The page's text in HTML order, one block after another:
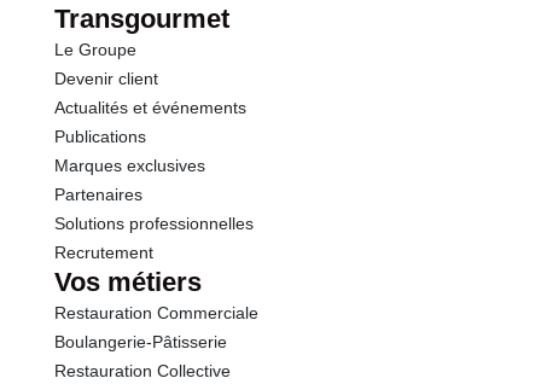
Sel
Transgourmet
Le Groupe
Devenir client
Actualités et événements
Publications
Marques exclusives
Partenaires
Solutions professionnelles
Recrutement
Vos métiers
Restauration Commerciale
Boulangerie-Pâtisserie
Restauration Collective